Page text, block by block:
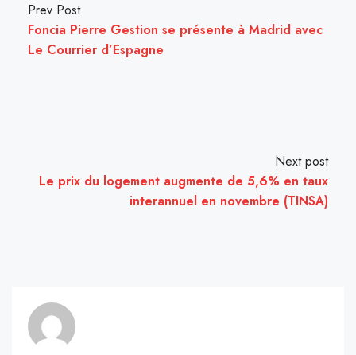
Prev Post
Foncia Pierre Gestion se présente à Madrid avec
Le Courrier d’Espagne
Next post
Le prix du logement augmente de 5,6% en taux
interannuel en novembre (TINSA)